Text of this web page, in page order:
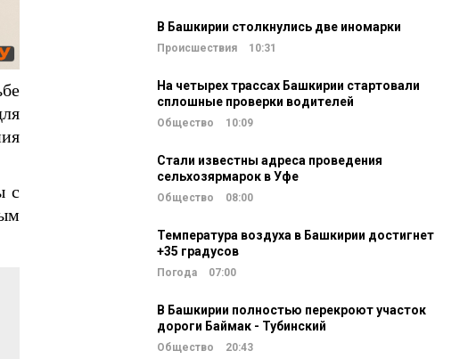
с
В Башкирии столкнулись две иномарки
Происшествия 10:31
На четырех трассах Башкирии стартовали
сплошные проверки водителей
Общество 10:09
Стали известны адреса проведения
сельхозярмарок в Уфе
Общество 08:00
Температура воздуха в Башкирии достигнет
+35 градусов
Погода 07:00
В Башкирии полностью перекроют участок
дороги Баймак - Тубинский
Общество 20:43